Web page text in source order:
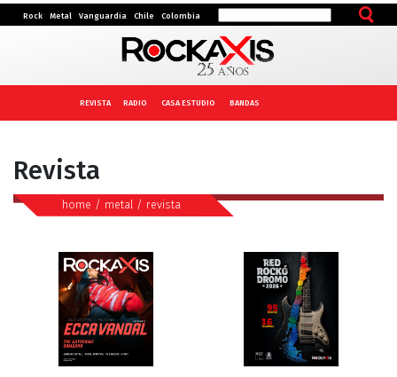
Rock Metal Vanguardia Chile Colombia
REVISTA RADIO CASA ESTUDIO BANDAS
Revista
home / metal / revista